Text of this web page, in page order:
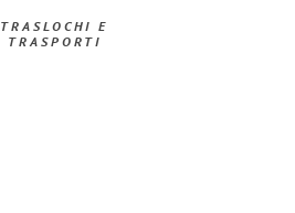
TRASLOCHI E
TRASPORTI​